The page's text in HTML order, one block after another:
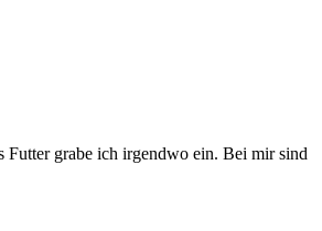
Futter grabe ich irgendwo ein. Bei mir sind